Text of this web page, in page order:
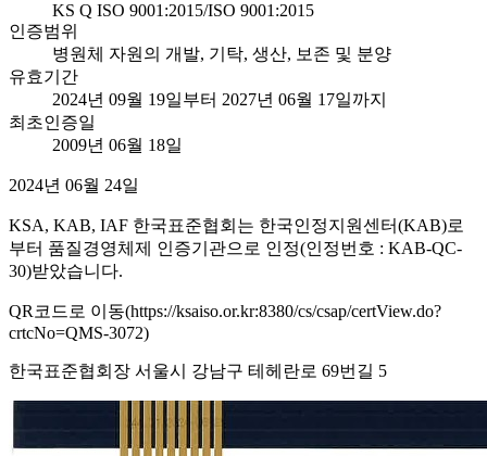
KS Q ISO 9001:2015/ISO 9001:2015
인증범위
병원체 자원의 개발, 기탁, 생산, 보존 및 분양
유효기간
2024년 09월 19일부터 2027년 06월 17일까지
최초인증일
2009년 06월 18일
2024년 06월 24일
KSA, KAB, IAF 한국표준협회는 한국인정지원센터(KAB)로
부터 품질경영체제 인증기관으로 인정(인정번호 : KAB-QC-
30)받았습니다.
QR코드로 이동(https://ksaiso.or.kr:8380/cs/csap/certView.do?
crtcNo=QMS-3072)
한국표준협회장 서울시 강남구 테헤란로 69번길 5